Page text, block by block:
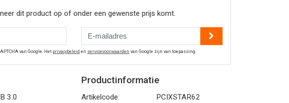
dit product op of onder een gewenste prijs komt.
van Google. Het privacybeleid en servicevoorwaarden van Google zijn van toepassing.
3.0
Productinformatie
Artikelcode:
PCIXSTAR62